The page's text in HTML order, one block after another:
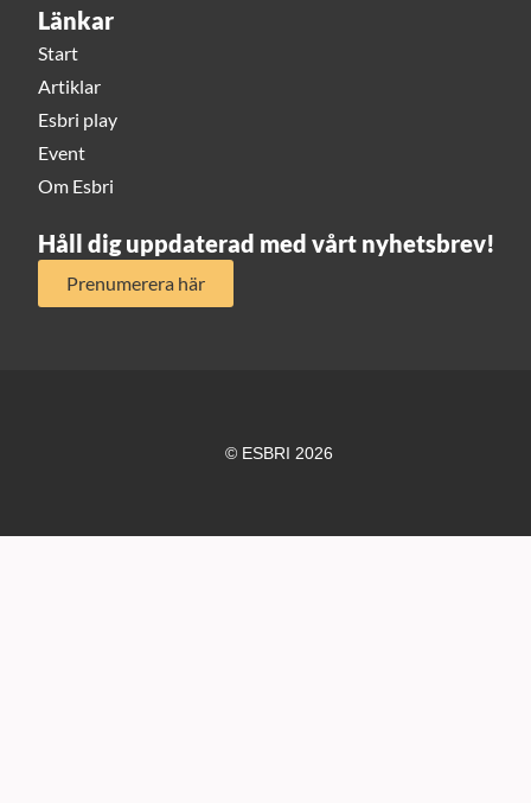
Länkar
Start
Artiklar
Esbri play
Event
Om Esbri
Håll dig uppdaterad med vårt nyhetsbrev!
Prenumerera här
© ESBRI 2026